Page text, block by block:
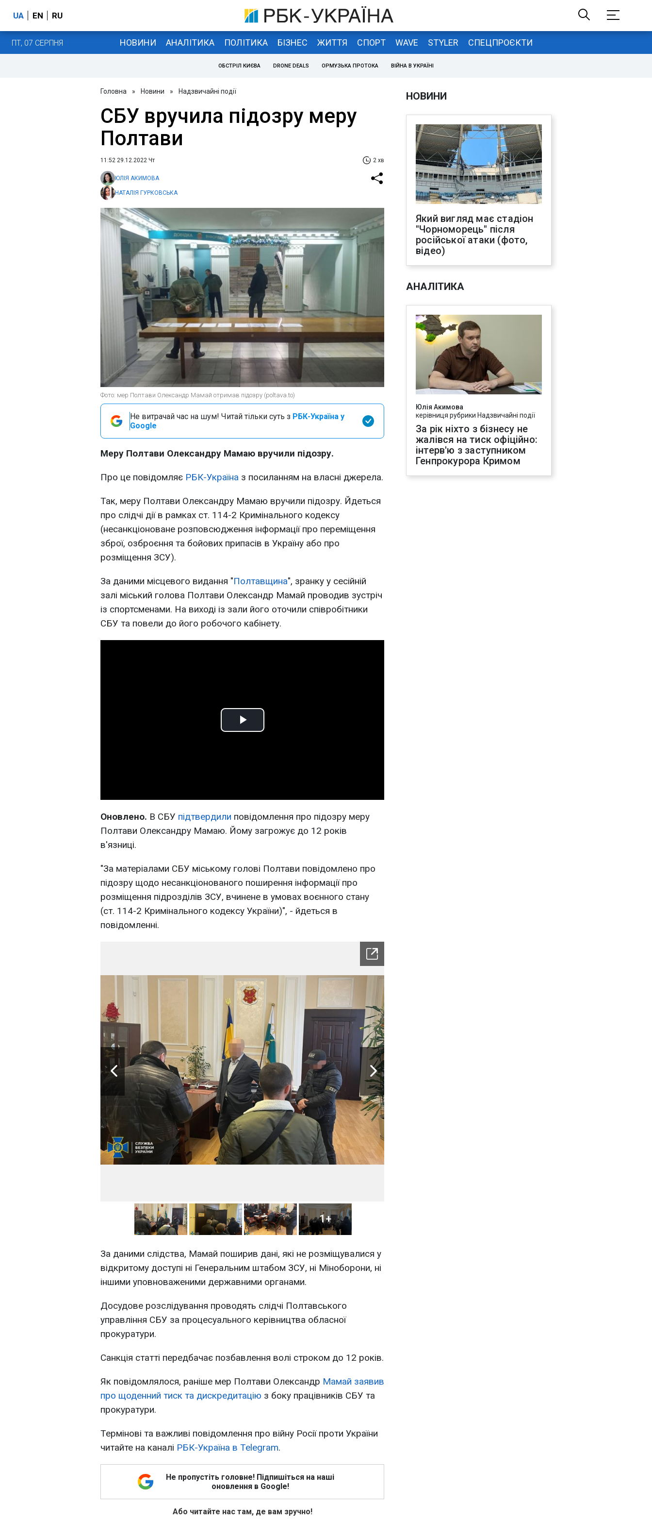
UA EN RU
ПТ, 07 СЕРПНЯ НОВИНИ АНАЛІТИКА ПОЛІТИКА БІЗНЕС ЖИТТЯ СПОРТ WAVE STYLER СПЕЦПРОЄКТИ
ОБСТРІЛ КИЄВА DRONE DEALS ОРМУЗЬКА ПРОТОКА ВІЙНА В УКРАЇНІ
Головна » Новини » Надзвичайні події
СБУ вручила підозру меру
Полтави
11:52 29.12.2022 Чт 2 хв
ЮЛІЯ АКИМОВА
НАТАЛІЯ ГУРКОВСЬКА
Фото: мер Полтави Олександр Мамай отримав підозру (poltava.to)
Не витрачай час на шум! Читай тільки суть з РБК-Україна у
Google
Меру Полтави Олександру Мамаю вручили підозру.
Про це повідомляє РБК-Україна з посиланням на власні джерела.
Так, меру Полтави Олександру Мамаю вручили підозру. Йдеться
про слідчі дії в рамках ст. 114-2 Кримінального кодексу
(несанкціоноване розповсюдження інформації про переміщення
зброї, озброєння та бойових припасів в Україну або про
розміщення ЗСУ).
За даними місцевого видання "Полтавщина", зранку у сесійній
залі міський голова Полтави Олександр Мамай проводив зустріч
із спортсменами. На виході із зали його оточили співробітники
СБУ та повели до його робочого кабінету.
Play
Оновлено. В СБУ підтвердили повідомлення про підозру меру
Полтави Олександру Мамаю. Йому загрожує до 12 років
в'язниці.
"За матеріалами СБУ міському голові Полтави повідомлено про
підозру щодо несанкціонованого поширення інформації про
розміщення підрозділів ЗСУ, вчинене в умовах воєнного стану
(ст. 114-2 Кримінального кодексу України)", - йдеться в
повідомленні.
1+
За даними слідства, Мамай поширив дані, які не розміщувалися у
відкритому доступі ні Генеральним штабом ЗСУ, ні Міноборони, ні
іншими уповноваженими державними органами.
Досудове розслідування проводять слідчі Полтавського
управління СБУ за процесуального керівництва обласної
прокуратури.
Санкція статті передбачає позбавлення волі строком до 12 років.
Як повідомлялося, раніше мер Полтави Олександр Мамай заявив
про щоденний тиск та дискредитацію з боку працівників СБУ та
прокуратури.
Термінові та важливі повідомлення про війну Росії проти України
читайте на каналі РБК-Україна в Telegram.
Не пропустіть головне! Підпишіться на наші
оновлення в Google!
Або читайте нас там, де вам зручно!
НОВИНИ
Який вигляд має стадіон
"Чорноморець" після
російської атаки (фото,
відео)
АНАЛІТИКА
Юлія Акимова
керівниця рубрики Надзвичайні події
За рік ніхто з бізнесу не
жалівся на тиск офіційно:
інтерв'ю з заступником
Генпрокурора Кримом